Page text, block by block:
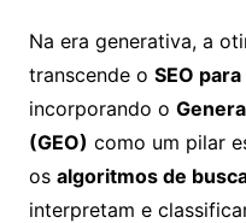
Na era generativa, a
transcende o SEO
incorporando o
(GEO) como um pilar
os algoritmos de
interpretam e